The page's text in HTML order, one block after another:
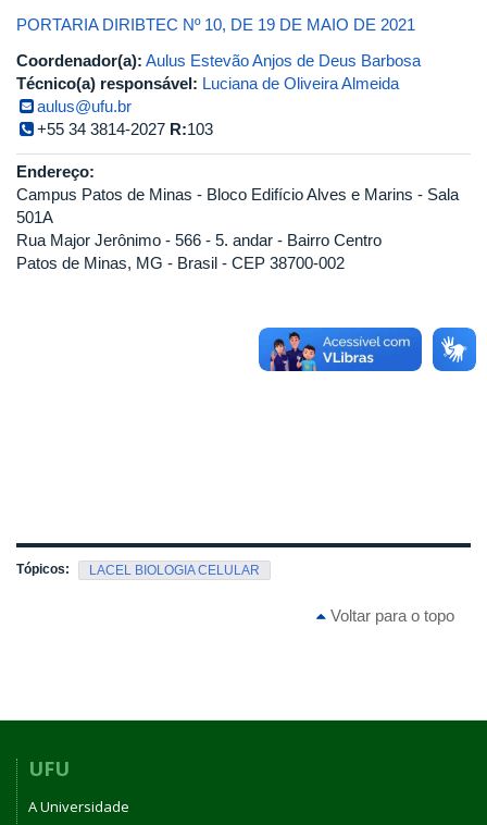
PORTARIA DIRIBTEC Nº 10, DE 19 DE MAIO DE 2021
Coordenador(a): Aulus Estevão Anjos de Deus Barbosa
Técnico(a) responsável: Luciana de Oliveira Almeida
aulus@ufu.br
+55 34 3814-2027 R:103
Endereço:
Campus Patos de Minas - Bloco Edifício Alves e Marins - Sala
501A
Rua Major Jerônimo - 566 - 5. andar - Bairro Centro
Patos de Minas, MG - Brasil - CEP 38700-002
Tópicos: LACEL BIOLOGIA CELULAR
Voltar para o topo
UFU
A Universidade